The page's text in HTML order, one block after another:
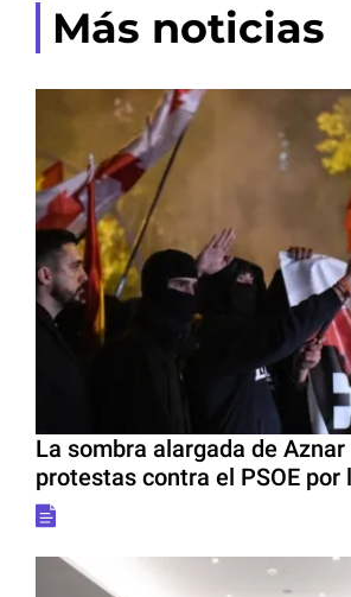
Más noticias
La sombra alargada de
protestas contra el PSOE por